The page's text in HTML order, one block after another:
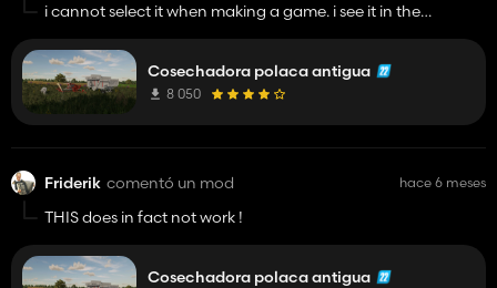
i cannot select it when making a game. i see it in the
dependencies tell that in the description of the mod.
Cosechadora polaca antigua
8 050
Friderik comentó un mod hace 6 meses
THIS does in fact not work !
Cosechadora polaca antigua